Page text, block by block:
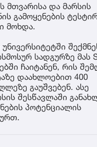
მთვარისა და მარსის
გამოყენების
მოხდა.
სადგურზე მას
ჩაიტანენ, რის
დაახლოებით 400
გაუშვებენ. ასე
შესწავლაში
პოტენციალის